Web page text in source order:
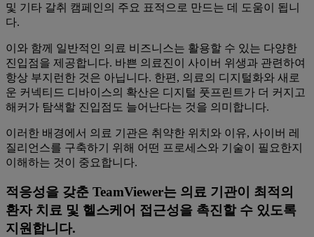
및 기타 갈취 캠페인의 주요 표적으로 만드는 데 도움이 됩니
다.
이와 함께 일반적인 의료 비즈니스는 활용할 수 있는 다양한
진입점을 제공합니다. 바쁜 의료진이 사이버 위생과 관련하여
항상 부지런한 것은 아닙니다. 한편, 의료의 디지털화와 새로
운 커넥티드 디바이스의 확산은 디지털 풋프린트가 더 커지고
해커가 탐색할 진입점도 늘어난다는 것을 의미합니다.
이러한 배경에서 의료 기관은 취약한 위치와 이유, 사이버 레
질리언스를 구축하기 위해 어떤 프로세스와 기술이 필요한지
이해하는 것이 중요합니다.
적응성을 갖춘 TeamViewer는 의료 기관이 최적의
환자 치료 및 헬스케어 접근성을 촉진할 수 있도록
지원합니다.